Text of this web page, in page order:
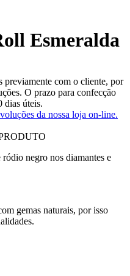
Esmeralda
previamente com o cliente, por
O prazo para confecção
dias úteis.
da nossa loja on-line.
negro nos diamantes e
gemas naturais, por isso